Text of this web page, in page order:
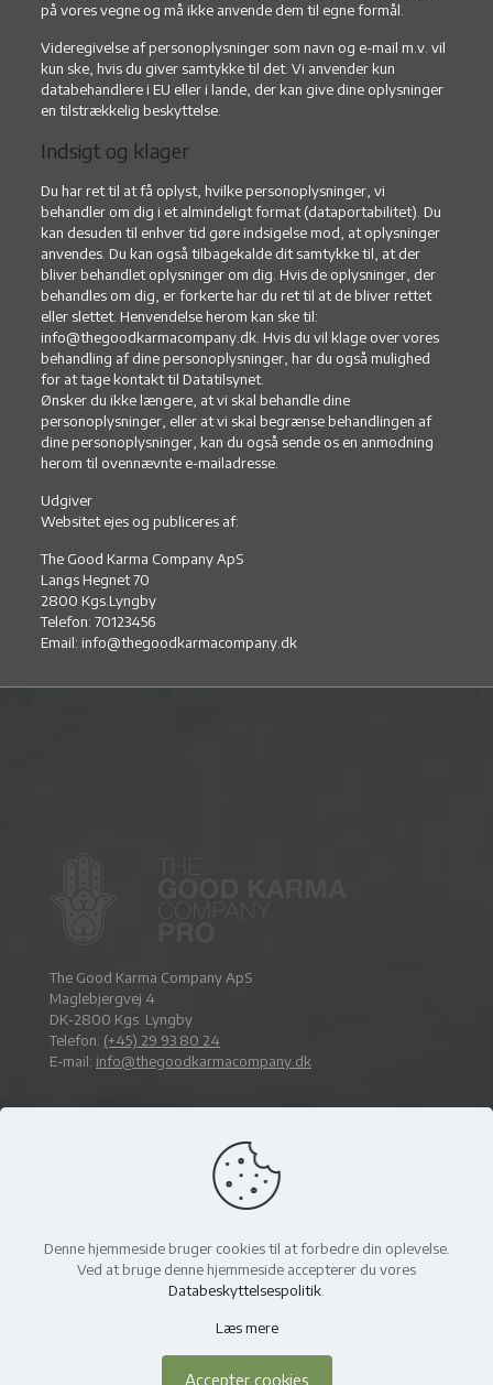
på vores vegne og må ikke anvende dem til egne formål.
Videregivelse af personoplysninger som navn og e-mail m.v. vil
kun ske, hvis du giver samtykke til det. Vi anvender kun
databehandlere i EU eller i lande, der kan give dine oplysninger
en tilstrækkelig beskyttelse.
Indsigt og klager
Du har ret til at få oplyst, hvilke personoplysninger, vi
behandler om dig i et almindeligt format (dataportabilitet). Du
kan desuden til enhver tid gøre indsigelse mod, at oplysninger
anvendes. Du kan også tilbagekalde dit samtykke til, at der
bliver behandlet oplysninger om dig. Hvis de oplysninger, der
behandles om dig, er forkerte har du ret til at de bliver rettet
eller slettet. Henvendelse herom kan ske til:
info@thegoodkarmacompany.dk. Hvis du vil klage over vores
behandling af dine personoplysninger, har du også mulighed
for at tage kontakt til Datatilsynet.
Ønsker du ikke længere, at vi skal behandle dine
personoplysninger, eller at vi skal begrænse behandlingen af
dine personoplysninger, kan du også sende os en anmodning
herom til ovennævnte e-mailadresse.
Udgiver
Websitet ejes og publiceres af:
The Good Karma Company ApS
Langs Hegnet 70
2800 Kgs.Lyngby
Telefon: 70123456
Email: info@thegoodkarmacompany.dk
The Good Karma Company ApS
Maglebjergvej 4
DK-2800 Kgs. Lyngby
Telefon: (+45) 29 93 80 24
E-mail: info@thegoodkarmacompany.dk
UDVIKLET AF
Denne hjemmeside bruger cookies til at forbedre din oplevelse.
Ved at bruge denne hjemmeside accepterer du vores
Databeskyttelsespolitik
Læs mere
Accepter cookies